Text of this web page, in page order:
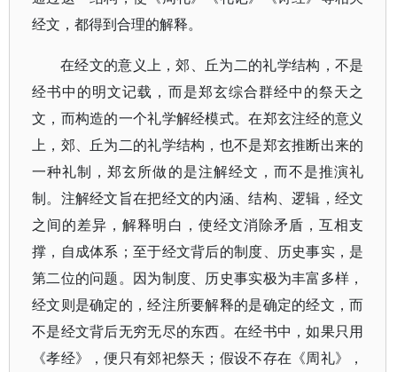
经文，都得到合理的解释。
在经文的意义上，郊、丘为二的礼学结构，不是
经书中的明文记载，而是郑玄综合群经中的祭天之
文，而构造的一个礼学解经模式。在郑玄注经的意义
上，郊、丘为二的礼学结构，也不是郑玄推断出来的
一种礼制，郑玄所做的是注解经文，而不是推演礼
制。注解经文旨在把经文的内涵、结构、逻辑，经文
之间的差异，解释明白，使经文消除矛盾，互相支
撑，自成体系；至于经文背后的制度、历史事实，是
第二位的问题。因为制度、历史事实极为丰富多样，
经文则是确定的，经注所要解释的是确定的经文，而
不是经文背后无穷无尽的东西。在经书中，如果只用
《孝经》，便只有郊祀祭天；假设不存在《周礼》，